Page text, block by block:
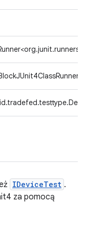
IDeviceTest .
za pomocą